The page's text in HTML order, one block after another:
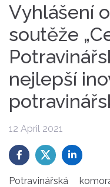
Vyhlášení
soutěže
nejlepší
12 April 2021
Potravinářská